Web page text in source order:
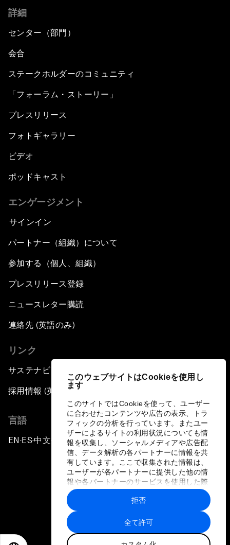
このウェブサイトはCookieを使用し
ます
このサイトではCookieを使って、ユーザー
に合わせたコンテンツや広告の表示、トラ
フィックの分析を行っています。またユー
ザーによるサイトの利用状況についても情
報を収集し、ソーシャルメディアや広告配
信、データ解析の各パートナーに情報を共
有しています。ここで収集された情報は、
ユーザーが各パートナーに提供した他の情
報や各パートナーのサービスを使用した際
に収集された情報と組み合わされ、各パー
トナーによって使用されることがありま
す。
全て許可
拒否
詳細
センター（部門）
会合
ステークホルダーのコミュニティ
「フォーラム・ストーリー」
プレスリリース
フォトギャラリー
ビデオ
ポッドキャスト
エンゲージメント
サインイン
パートナー（組織）について
参加する（個人、組織）
プレスリリース登録
ニュースレター購読
連絡先 (英語のみ)
リンク
サステナビリティへの取り組み
採用情報 (英語のみ)
言語
EN ▪ES▪中文▪ 日本語
プライバシーポリシーと利用規約
サイトマップ